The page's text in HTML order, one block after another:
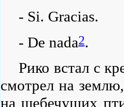
- Si. Gracias.
- De nada2.
Рико встал с
смотрел на
на щебечущих